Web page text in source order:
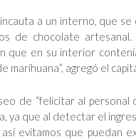
a un interno, que
de chocolate
que en su interior
agregó el
de “felicitar al personal
ya que al detectar el
evitamos que puedan